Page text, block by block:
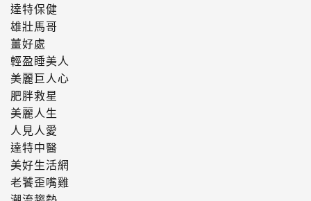
達特保健
雄壯馬哥
薑好處
輕盈睡美人
美麗巨人心
肥胖救星
美麗人生
人見人愛
達特中醫
美好生活網
老饕歪嘴雞